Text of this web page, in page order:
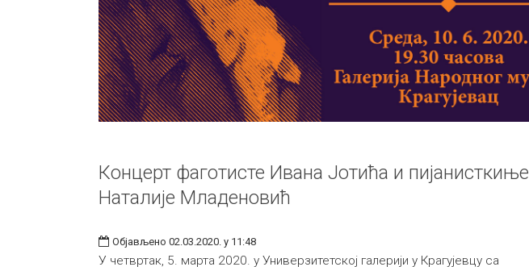
Концерт фаготисте Ивана Јотића и пијанисткиње
Наталије Младеновић
Објављено 02.03.2020. у 11:48
У четвртак, 5. марта 2020. у Универзитетској галерији у Крагујевцу са